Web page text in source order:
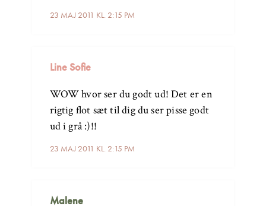
23 MAJ 2011 KL. 2:15 PM
Line Sofie
23 MAJ 2011 KL. 2:15 PM
WOW hvor ser du godt ud! Det er en
rigtig flot sæt til dig du ser pisse godt
ud i grå :)!!
Malene